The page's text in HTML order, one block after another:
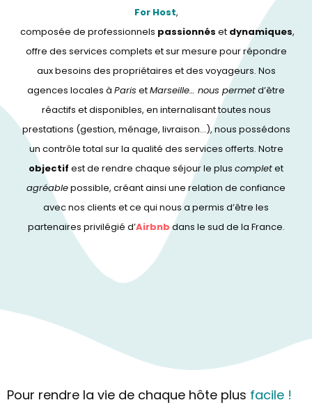
For Host,
composée de professionnels passionnés et dynamiques,
offre des services complets et sur mesure pour répondre
aux besoins des propriétaires et des voyageurs. Nos
agences locales à Paris etMarseille… nous permetd’être
réactifs et disponibles, en internalisant toutes nous
prestations (gestion, ménage, livraison…), nous possédons
un contrôle total sur la qualité des services offerts. Notre
objectif est de rendre chaque séjour le plus completet
agréablepossible, créant ainsi une relation de confiance
avec nos clients et ce qui nous a permis d’être les
partenaires privilégié d’Airbnbdans le sud de la France.
Pour rendre la vie de chaque hôte plus facile !